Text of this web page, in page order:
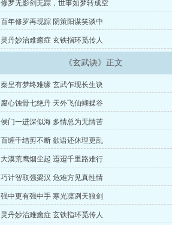
修罗无影剑无踪，世事如梦转成空
百年修罗再现踪 阴策阳谋笑谈中
灵丹妙治难癒症 玄铁指环觅传人
《玄武诀》正文
秦皇有梦终难缘 玄武乍现长生诀
腐心蚀骨七绝丹 天外飞仙蝴蝶谷
侯门一进深似海 多情总为无情苦
百缠千结剪不断 欲语还休理更乱
大漠荒鹰烟尘起 迢迢千里路难行
巧计智取强梁汉 危难方见真性情
强中更有强中手 寒光凛冽天狼剑
灵丹妙治难癒症 玄铁指环觅传人